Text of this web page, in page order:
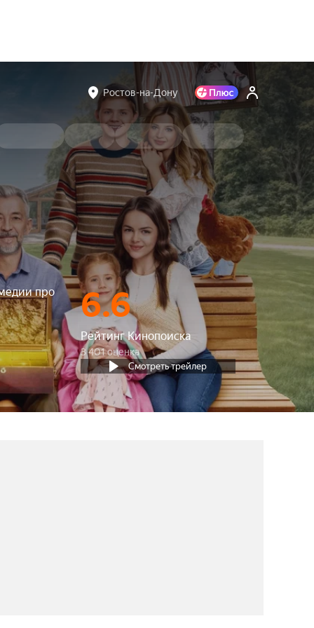
Ростов-на-Дону
про
6.6
Рейтинг Кинопоиска
3 401 оценка
Смотреть трейлер